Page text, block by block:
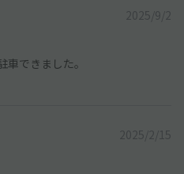
2025/9/2
できました。
2025/2/15